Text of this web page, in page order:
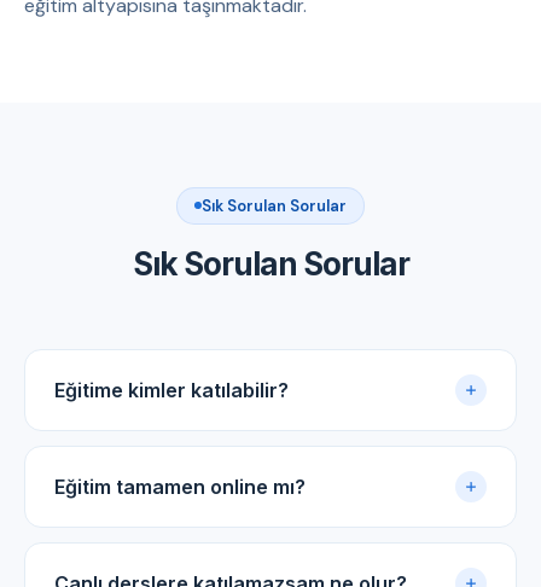
eğitim altyapısına taşınmaktadır.
Sık Sorulan Sorular
Sık Sorulan Sorular
Eğitime kimler katılabilir?
Akupunktur uygulama sertifikasına sahip tüm tıp
doktorları ve diş hekimleri için uygundur.
Eğitim tamamen online mı?
Evet. Eğitim online panel üzerinden yürütülür. Canlı
dersler, kayıtlı video arşivi ve PDF ders notlarıyla